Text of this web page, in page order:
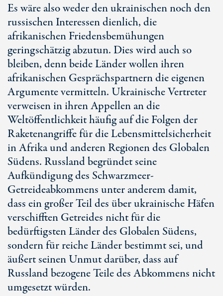
Es wäre also weder den ukrainischen noch den
russischen Interessen dienlich, die
afrikanischen Friedensbemühungen
geringschätzig abzutun. Dies wird auch so
bleiben, denn beide Länder wollen ihren
afrikanischen Gesprächspartnern die eigenen
Argumente vermitteln. Ukrainische Vertreter
verweisen in ihren Appellen an die
Weltöffentlichkeit häufig auf die Folgen der
Raketenangriffe für die Lebensmittelsicherheit
in Afrika und anderen Regionen des Globalen
Südens. Russland begründet seine
Aufkündigung des Schwarzmeer-
Getreideabkommens unter anderem damit,
dass ein großer Teil des über ukrainische Häfen
verschifften Getreides nicht für die
bedürftigsten Länder des Globalen Südens,
sondern für reiche Länder bestimmt sei, und
äußert seinen Unmut darüber, dass auf
Russland bezogene Teile des Abkommens nicht
umgesetzt würden.